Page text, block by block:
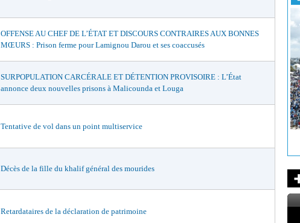
OFFENSE AU CHEF DE L’ÉTAT ET DISCOURS CONTRAIRES AUX BONNES
MŒURS : Prison ferme pour Lamignou Darou et ses coaccusés
SURPOPULATION CARCÉRALE ET DÉTENTION PROVISOIRE : L’État
annonce deux nouvelles prisons à Malicounda et Louga
Tentative de vol dans un point multiservice
Décès de la fille du khalif général des mourides
Retardataires de la déclaration de patrimoine